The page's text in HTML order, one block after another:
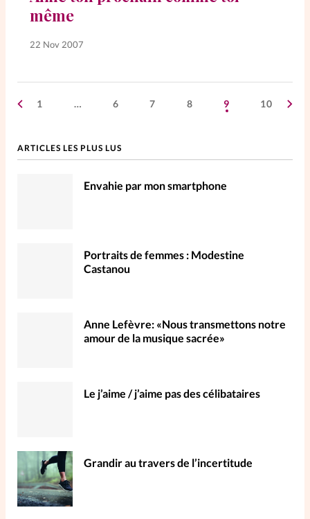
même
22 Nov 2007
1 … 6 7 8 9 10
ARTICLES LES PLUS LUS
Envahie par mon smartphone
Portraits de femmes : Modestine
Castanou
Anne Lefèvre: «Nous transmettons notre
amour de la musique sacrée»
Le j’aime / j’aime pas des célibataires
Grandir au travers de l’incertitude